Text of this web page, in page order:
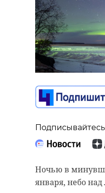
Ночью в
января, небо
ленавтодор